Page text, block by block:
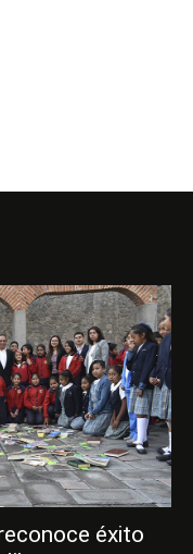
éxito